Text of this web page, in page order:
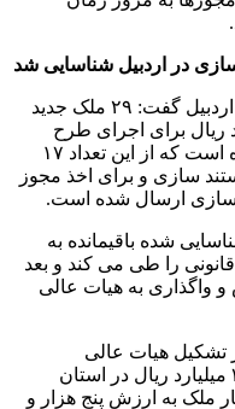
مدیرکل امور اقتصادی و دارایی استان اردبیل گفت: ۲۹ ملک جدید
۱۷ هزار میلیارد ریال برای اجرای طرح
مولدسازی در این استان شناسایی شده‌ است که از این تعداد ۱۷
ریال مستند سازی و برای اخذ مجوز
سازی ارسال شده است.
ملک دولتی شناسایی شده باقیمانده به
قانونی را طی می کند و بعد
واگذاری به هیات عالی
تشکیل هیات عالی
مولدسازی ۲ ملک دولتی به ارزش ۳۱۰ میلیارد ریال در استان
ملک به ارزش پنج هزار و